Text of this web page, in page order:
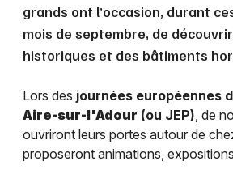
grands ont l’occasion, durant
mois de septembre, de
historiques et des bâtiments
Lors des journées européennes
Aire-sur-l'Adour (ou JEP), de
ouvriront leurs portes autour de
proposeront animations,